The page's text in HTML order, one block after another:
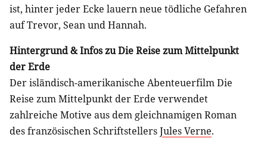
ist, hinter jeder Ecke lauern neue tödliche Gefahren
auf Trevor, Sean und Hannah.
Hintergrund & Infos zu Die Reise zum Mittelpunkt
der Erde
Der isländisch-amerikanische Abenteuerfilm Die
Reise zum Mittelpunkt der Erde verwendet
zahlreiche Motive aus dem gleichnamigen Roman
des französischen SchriftstellersJules Verne.